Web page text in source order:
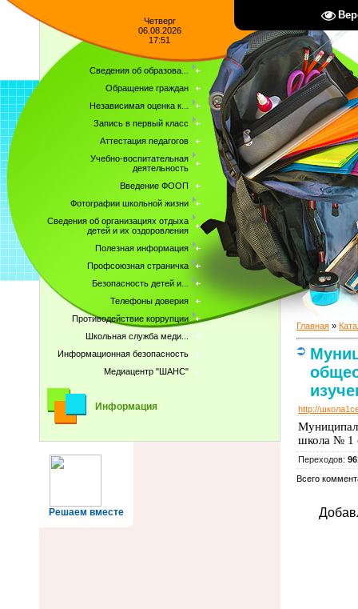
Четверг
06.08.2026
17:51
Сведения об образова...
Обращение граждан
Независимая оценка к...
Запись в первый класс
Аттестация педагогов
Учебно-воспитательная
деятельность
Введение ФООП
Фотографии школьной жизни
Сведения об организациях отдыха
детей и их оздоровления
Полезная информация
Профсоюзная страничка
Безопасность детей и...
Телефоны доверия
Противодействие коррупции
Школьная служба меди...
Информационная безопасность
Медиацентр "ШАНС"
Информация
Решаем вместе
Главная »
http://
школа № 1
Переходов:
Всего